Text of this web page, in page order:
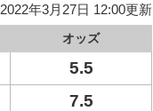
2022年3月27日 12:00更新
オッズ
5.5
7.5